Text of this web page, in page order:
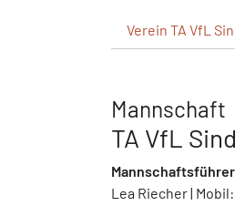
Verein TA VfL
Mannschaft
TA VfL
Mannschaftsführer
Lea Riecher | Mobil: